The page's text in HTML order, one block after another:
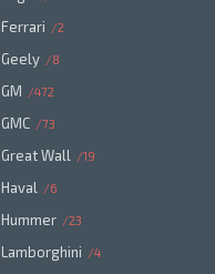
Ferrari 2
Geely 8
GM 472
GMC 73
Great Wall 19
Haval 6
Hummer 23
Lamborghini 4